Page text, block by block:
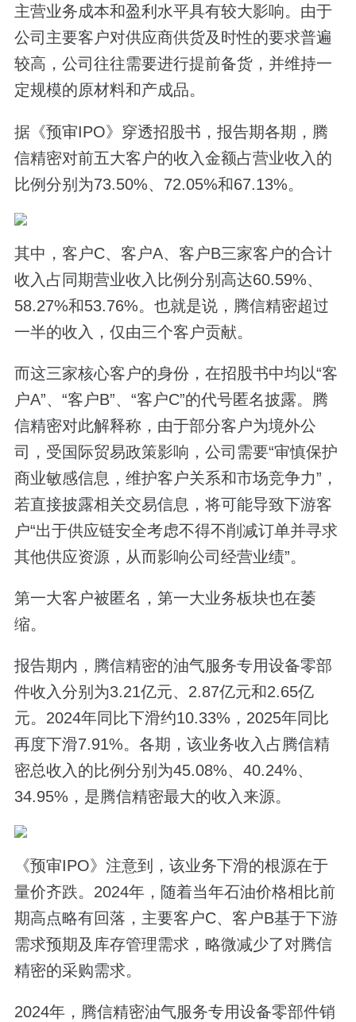
主营业务成本和盈利水平具有较大影响。由于
公司主要客户对供应商供货及时性的要求普遍
较高，公司往往需要进行提前备货，并维持一
定规模的原材料和产成品。
据《预审IPO》穿透招股书，报告期各期，腾
信精密对前五大客户的收入金额占营业收入的
比例分别为73.50%、72.05%和67.13%。
其中，客户C、客户A、客户B三家客户的合计
收入占同期营业收入比例分别高达60.59%、
58.27%和53.76%。也就是说，腾信精密超过
一半的收入，仅由三个客户贡献。
而这三家核心客户的身份，在招股书中均以“客
户A”、“客户B”、“客户C”的代号匿名披露。腾
信精密对此解释称，由于部分客户为境外公
司，受国际贸易政策影响，公司需要“审慎保护
商业敏感信息，维护客户关系和市场竞争力”，
若直接披露相关交易信息，将可能导致下游客
户“出于供应链安全考虑不得不削减订单并寻求
其他供应资源，从而影响公司经营业绩”。
第一大客户被匿名，第一大业务板块也在萎
缩。
报告期内，腾信精密的油气服务专用设备零部
件收入分别为3.21亿元、2.87亿元和2.65亿
元。2024年同比下滑约10.33%，2025年同比
再度下滑7.91%。各期，该业务收入占腾信精
密总收入的比例分别为45.08%、40.24%、
34.95%，是腾信精密最大的收入来源。
《预审IPO》注意到，该业务下滑的根源在于
量价齐跌。2024年，随着当年石油价格相比前
期高点略有回落，主要客户C、客户B基于下游
需求预期及库存管理需求，略微减少了对腾信
精密的采购需求。
2024年，腾信精密油气服务专用设备零部件销